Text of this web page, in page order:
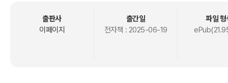
고. 《우연한 인연》은 상처와 이별, 감사와 그리움이 결국 지금의 나를
만든 조건이었음을 조용히 깨닫게 만들어 줍니다.
출판사
이페이지
출간일
전자책 : 2025-06-19
파일 형